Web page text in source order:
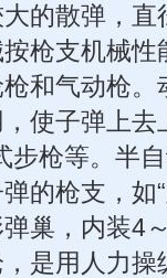
的散弹，直
枪支机械性
和气动枪。
使子弹上去
步枪等。半
的枪支，如
巢，内装4
是用人力操